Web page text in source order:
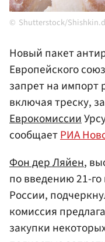
Shutterstock/
Новый пакет
Европейского
запрет на импорт
включая треску,
Еврокомиссии
сообщаетРИА
Фон дер Ляйен,
по введению 21-
России,
комиссия
закупки